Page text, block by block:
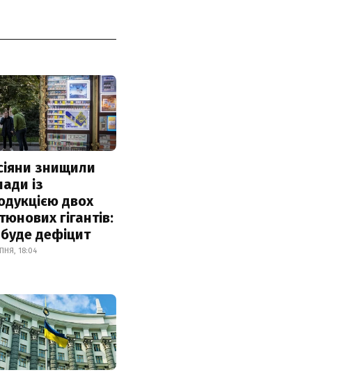
знищили
із
двох
гігантів:
дефіцит
18:04